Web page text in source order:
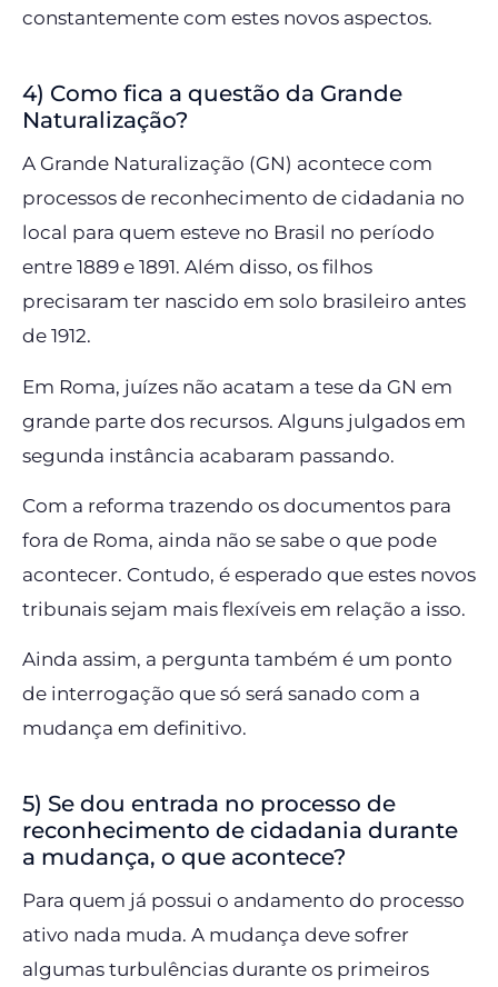
constantemente com estes novos aspectos.
4) Como fica a questão da Grande
Naturalização?
A Grande Naturalização (GN) acontece com
processos de reconhecimento de cidadania no
local para quem esteve no Brasil no período
entre 1889 e 1891. Além disso, os filhos
precisaram ter nascido em solo brasileiro antes
de 1912.
Em Roma, juízes não acatam a tese da GN em
grande parte dos recursos. Alguns julgados em
segunda instância acabaram passando.
Com a reforma trazendo os documentos para
fora de Roma, ainda não se sabe o que pode
acontecer. Contudo, é esperado que estes novos
tribunais sejam mais flexíveis em relação a isso.
Ainda assim, a pergunta também é um ponto
de interrogação que só será sanado com a
mudança em definitivo.
5) Se dou entrada no processo de
reconhecimento de cidadania durante
a mudança, o que acontece?
Para quem já possui o andamento do processo
ativo nada muda. A mudança deve sofrer
algumas turbulências durante os primeiros